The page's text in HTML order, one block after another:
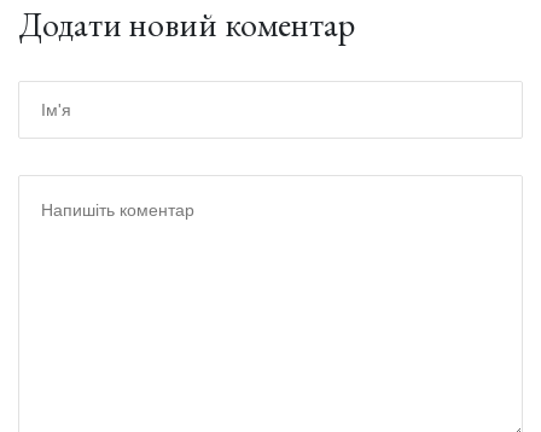
Додати новий коментар